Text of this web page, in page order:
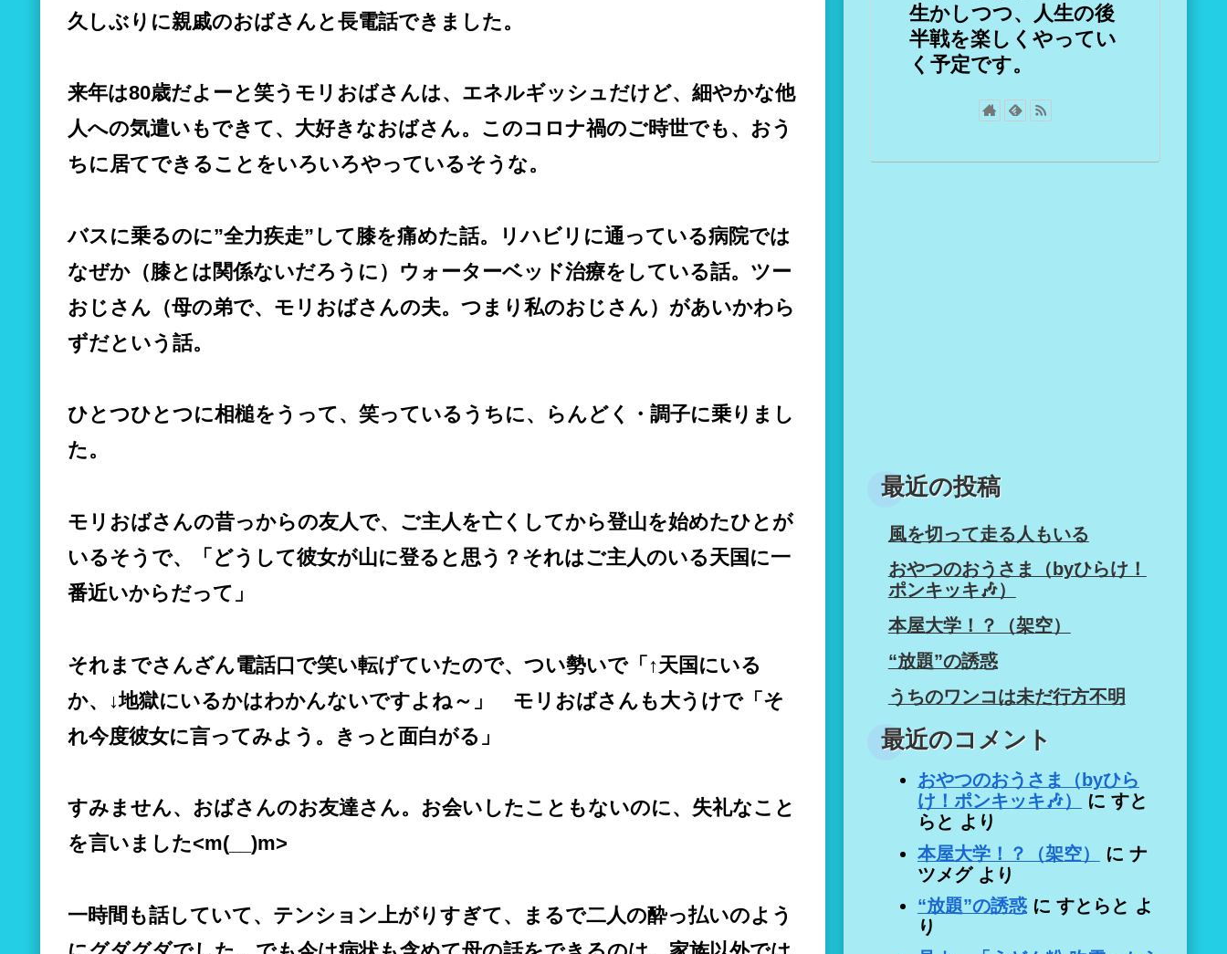
久しぶりに親戚のおばさんと長電話できました。
来年は80歳だよーと笑うモリおばさんは、エネルギッシュだけど、細やかな他
人への気遣いもできて、大好きなおばさん。このコロナ禍のご時世でも、おう
ちに居てできることをいろいろやっているそうな。
バスに乗るのに”全力疾走”して膝を痛めた話。リハビリに通っている病院では
なぜか（膝とは関係ないだろうに）ウォーターベッド治療をしている話。ツー
おじさん（母の弟で、モリおばさんの夫。つまり私のおじさん）があいかわら
ずだという話。
ひとつひとつに相槌をうって、笑っているうちに、らんどく・調子に乗りまし
た。
モリおばさんの昔っからの友人で、ご主人を亡くしてから登山を始めたひとが
いるそうで、「どうして彼女が山に登ると思う？それはご主人のいる天国に一
番近いからだって」
それまでさんざん電話口で笑い転げていたので、つい勢いで「↑天国にいる
か、↓地獄にいるかはわかんないですよね～」 モリおばさんも大うけで「そ
れ今度彼女に言ってみよう。きっと面白がる」
すみません、おばさんのお友達さん。お会いしたこともないのに、失礼なこと
を言いました<m(__)m>
一時間も話していて、テンション上がりすぎて、まるで二人の酔っ払いのよう
生かしつつ、人生の後
半戦を楽しくやってい
く予定です。
最近の投稿
風を切って走る人もいる
おやつのおうさま（byひらけ！
ポンキッキ🎶）
本屋大学！？（架空）
“放題”の誘惑
うちのワンコは未だ行方不明
最近のコメント
おやつのおうさま（byひら
け！ポンキッキ🎶）
に すと
らと より
本屋大学！？（架空）
に ナ
ツメグより
“放題”の誘惑に すとらと よ
り